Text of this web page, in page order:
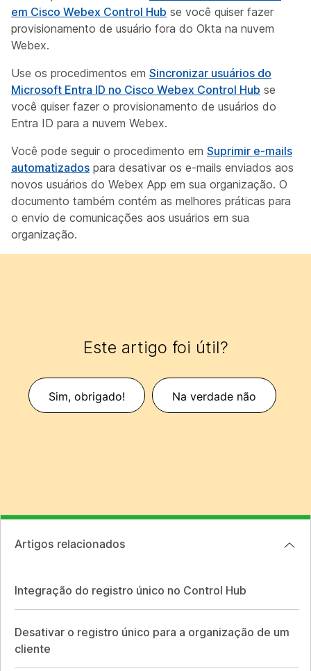
em Cisco Webex Control Hub se você quiser fazer
provisionamento de usuário fora do Okta na nuvem
Webex.
Use os procedimentos em Sincronizar usuários do
Microsoft Entra ID no Cisco Webex Control Hub se
você quiser fazer o provisionamento de usuários do
Entra ID para a nuvem Webex.
Você pode seguir o procedimento em Suprimir e-mails
automatizados para desativar os e-mails enviados aos
novos usuários do Webex App em sua organização. O
documento também contém as melhores práticas para
o envio de comunicações aos usuários em sua
organização.
Este artigo foi útil?
Sim, obrigado! Na verdade não
Artigos relacionados
Integração do registro único no Control Hub
Desativar o registro único para a organização de um
cliente